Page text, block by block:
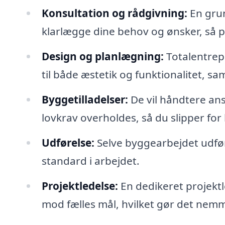
Konsultation og rådgivning: En
klarlægge dine behov og ønsker, så
Design og planlægning:
til både æstetik og funktionalitet,
Byggetilladelser: De vil håndtere
lovkrav overholdes, så du slipper
Udførelse: Selve byggearbejdet
standard i arbejdet.
Projektledelse: En dedikeret
mod fælles mål, hvilket gør det